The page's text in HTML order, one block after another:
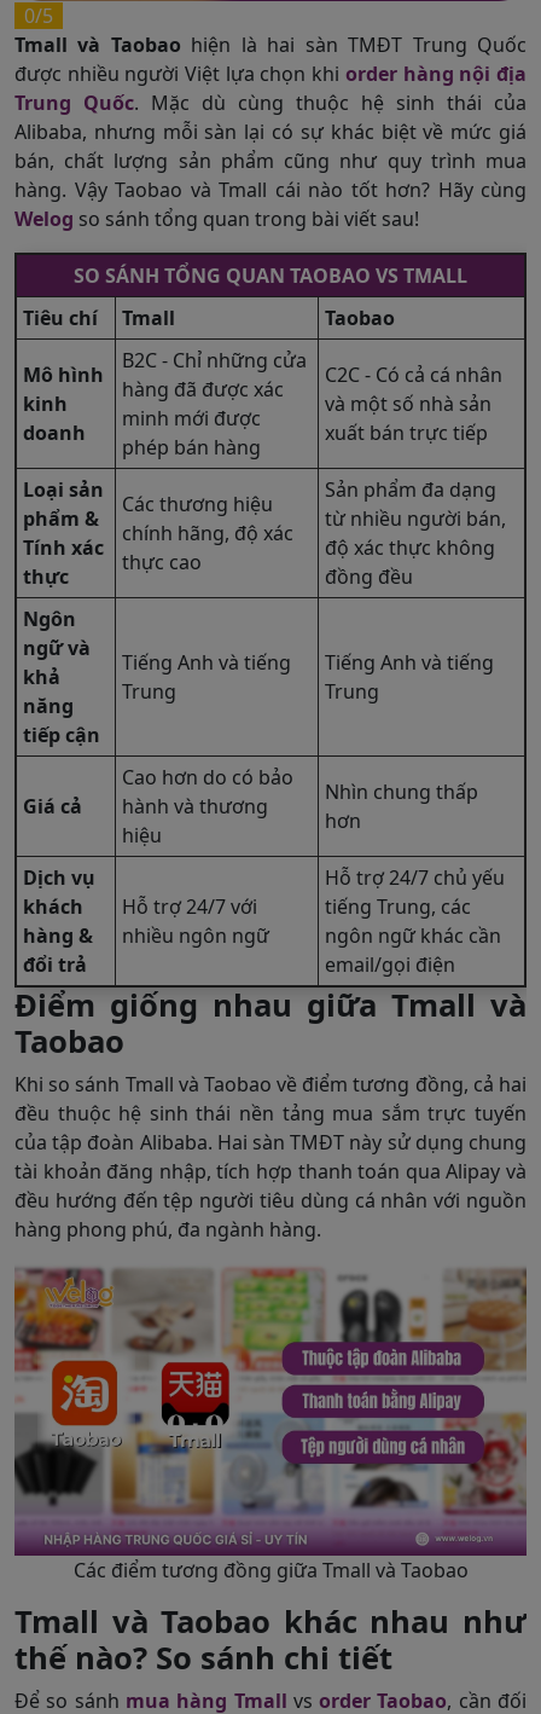
0/5
Tmall và Taobao hiện là hai sàn TMĐT Trung Quốc
được nhiều người Việt lựa chọn khi order hàng nội địa
Trung Quốc. Mặc dù cùng thuộc hệ sinh thái của
Alibaba, nhưng mỗi sàn lại có sự khác biệt về mức giá
bán, chất lượng sản phẩm cũng như quy trình mua
hàng. Vậy Taobao và Tmall cái nào tốt hơn? Hãy cùng
Welog so sánh tổng quan trong bài viết sau!
SO SÁNH TỔNG QUAN TAOBAO VS TMALL
Tiêu chí
Tmall Taobao
Mô hình
kinh
doanh
B2C - Chỉ những cửa
hàng đã được xác
minh mới được
phép bán hàng
C2C - Có cả cá nhân
và một số nhà sản
xuất bán trực tiếp
Loại sản
phẩm &
Tính xác
thực
Các thương hiệu
chính hãng, độ xác
thực cao
Sản phẩm đa dạng
từ nhiều người bán,
độ xác thực không
đồng đều
Ngôn
ngữ và
khả
năng
tiếp cận
Tiếng Anh và tiếng
Trung
Tiếng Anh và tiếng
Trung
Giá cả
Cao hơn do có bảo
hành và thương
hiệu
Nhìn chung thấp
hơn
Dịch vụ
khách
hàng &
đổi trả
Hỗ trợ 24/7 với
nhiều ngôn ngữ
Hỗ trợ 24/7 chủ yếu
tiếng Trung, các
ngôn ngữ khác cần
email/gọi điện
Điểm giống nhau giữa Tmall và
Taobao
Khi so sánh Tmall và Taobao về điểm tương đồng, cả hai
đều thuộc hệ sinh thái nền tảng mua sắm trực tuyến
của tập đoàn Alibaba. Hai sàn TMĐT này sử dụng chung
tài khoản đăng nhập, tích hợp thanh toán qua Alipay và
đều hướng đến tệp người tiêu dùng cá nhân với nguồn
hàng phong phú, đa ngành hàng.
Các điểm tương đồng giữa Tmall và Taobao
Tmall và Taobao khác nhau như
thế nào? So sánh chi tiết
Để so sánh mua hàng Tmall vsorder Taobao, cần đối